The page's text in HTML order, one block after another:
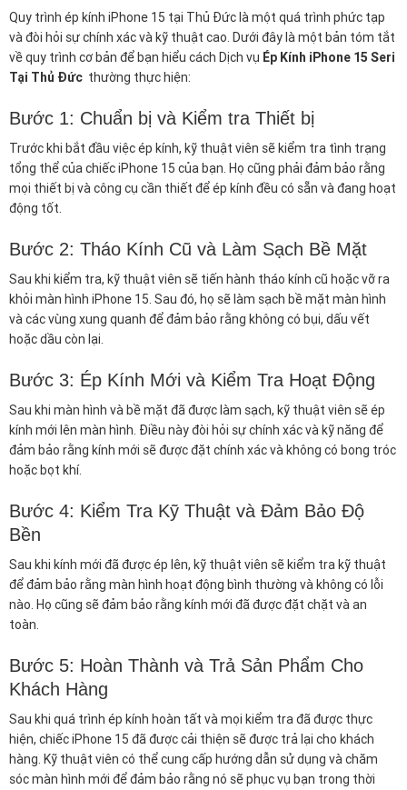
Quy trình ép kính iPhone 15 tại Thủ Đức là một quá trình phức tạp
và đòi hỏi sự chính xác và kỹ thuật cao. Dưới đây là một bản tóm tắt
về quy trình cơ bản để bạn hiểu cách Dịch vụ Ép Kính iPhone 15 Seri
Tại Thủ Đức thường thực hiện:
Bước 1: Chuẩn bị và Kiểm tra Thiết bị
Trước khi bắt đầu việc ép kính, kỹ thuật viên sẽ kiểm tra tình trạng
tổng thể của chiếc iPhone 15 của bạn. Họ cũng phải đảm bảo rằng
mọi thiết bị và công cụ cần thiết để ép kính đều có sẵn và đang hoạt
động tốt.
Bước 2: Tháo Kính Cũ và Làm Sạch Bề Mặt
Sau khi kiểm tra, kỹ thuật viên sẽ tiến hành tháo kính cũ hoặc vỡ ra
khỏi màn hình iPhone 15. Sau đó, họ sẽ làm sạch bề mặt màn hình
và các vùng xung quanh để đảm bảo rằng không có bụi, dấu vết
hoặc dầu còn lại.
Bước 3: Ép Kính Mới và Kiểm Tra Hoạt Động
Sau khi màn hình và bề mặt đã được làm sạch, kỹ thuật viên sẽ ép
kính mới lên màn hình. Điều này đòi hỏi sự chính xác và kỹ năng để
đảm bảo rằng kính mới sẽ được đặt chính xác và không có bong tróc
hoặc bọt khí.
Bước 4: Kiểm Tra Kỹ Thuật và Đảm Bảo Độ
Bền
Sau khi kính mới đã được ép lên, kỹ thuật viên sẽ kiểm tra kỹ thuật
để đảm bảo rằng màn hình hoạt động bình thường và không có lỗi
nào. Họ cũng sẽ đảm bảo rằng kính mới đã được đặt chặt và an
toàn.
Bước 5: Hoàn Thành và Trả Sản Phẩm Cho
Khách Hàng
Sau khi quá trình ép kính hoàn tất và mọi kiểm tra đã được thực
hiện, chiếc iPhone 15 đã được cải thiện sẽ được trả lại cho khách
hàng. Kỹ thuật viên có thể cung cấp hướng dẫn sử dụng và chăm
sóc màn hình mới để đảm bảo rằng nó sẽ phục vụ bạn trong thời